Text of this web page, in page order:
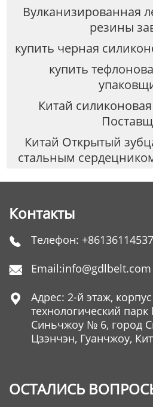
Вулканизированная
резины
купить черная
купить
Китай
Китай Открытый
стальным
Контакты
 Телефон:
 Email:info@gdlbelt.com

Адрес: 2-й этаж,
технологический
Синьчжоу № 6, город
Цзэнчэн, Гуанчжоу,
ОСТАЛИСЬ